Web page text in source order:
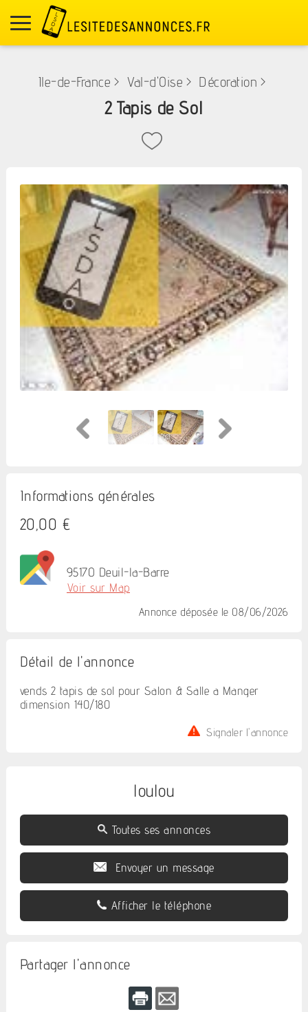
Ile-de-France > Val-d'Oise > Décoration >
2 Tapis de Sol
Informations générales
20,00 €
95170 Deuil-la-Barre
Voir sur Map
Annonce déposée le 08/06/2026
Détail de l'annonce
vends 2 tapis de sol pour Salon & Salle a Manger
dimension 140/180
Signaler l'annonce
loulou
Toutes ses annonces
Envoyer un message
Afficher le téléphone
Partager l'annonce